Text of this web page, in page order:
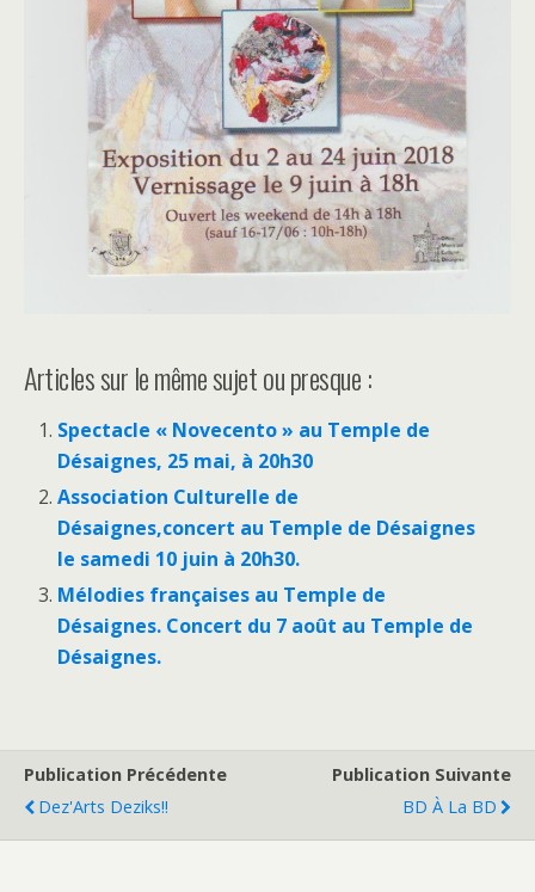
Articles sur le même sujet ou presque :
Spectacle « Novecento » au Temple de
Désaignes, 25 mai, à 20h30
Association Culturelle de
Désaignes,concert au Temple de Désaignes
le samedi 10 juin à 20h30.
Mélodies françaises au Temple de
Désaignes. Concert du 7 août au Temple de
Désaignes.
Publication Précédente
Dez'Arts Deziks!!
Publication Suivante
BD À La BD